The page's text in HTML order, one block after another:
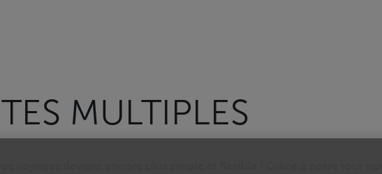
MULTIPLES
voyages devient encore plus simple et flexible ! Grâce à notre tout